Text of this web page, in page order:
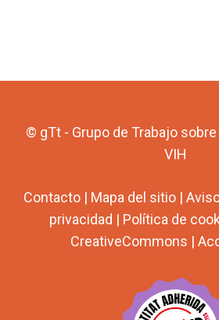
© gTt - Grupo de Trabajo
VIH
Contacto | Mapa del sitio |
privacidad | Política de
CreativeCommons |